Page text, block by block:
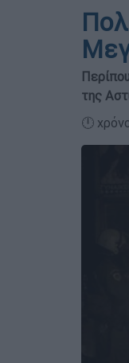
της
🕛